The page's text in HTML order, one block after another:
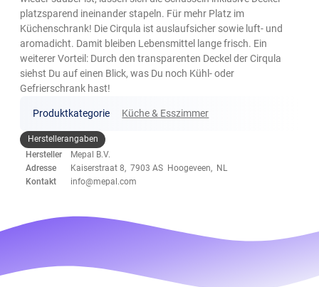
platzsparend ineinander stapeln. Für mehr Platz im
Küchenschrank! Die Cirqula ist auslaufsicher sowie luft- und
aromadicht. Damit bleiben Lebensmittel lange frisch. Ein
weiterer Vorteil: Durch den transparenten Deckel der Cirqula
siehst Du auf einen Blick, was Du noch Kühl- oder
Gefrierschrank hast!
Produktkategorie Küche & Esszimmer
Herstellerangaben
Hersteller
Mepal B.V.
Adresse
Kaiserstraat 8, 7903 AS Hoogeveen, NL
Kontakt
info@mepal.com